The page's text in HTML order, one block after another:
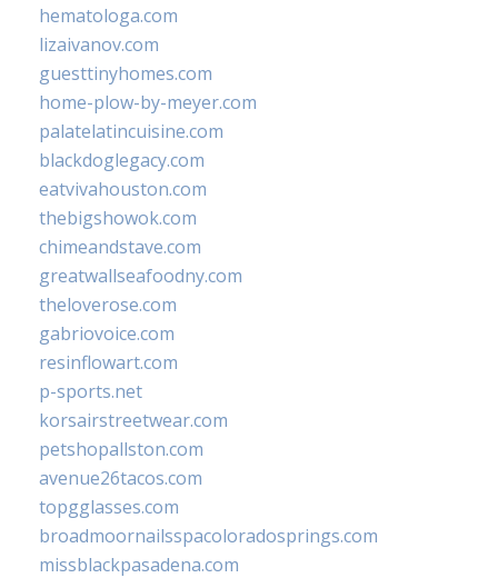
hematologa.com
lizaivanov.com
guesttinyhomes.com
home-plow-by-meyer.com
palatelatincuisine.com
blackdoglegacy.com
eatvivahouston.com
thebigshowok.com
chimeandstave.com
greatwallseafoodny.com
theloverose.com
gabriovoice.com
resinflowart.com
p-sports.net
korsairstreetwear.com
petshopallston.com
avenue26tacos.com
topgglasses.com
broadmoornailsspacoloradosprings.com
missblackpasadena.com